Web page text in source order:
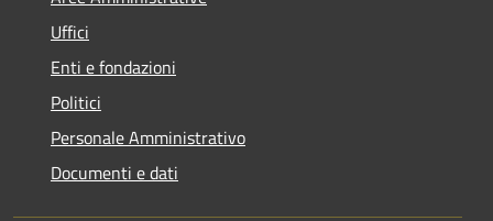
Uffici
Enti e fondazioni
Politici
Personale Amministrativo
Documenti e dati